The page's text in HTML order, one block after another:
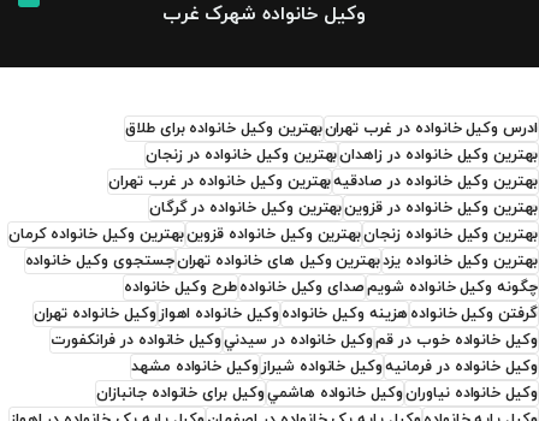
وکیل خانواده شهرک غرب
ادرس وکیل خانواده در غرب تهرانبهترین وکیل خانواده برای طلاق
بهترین وکیل خانواده در زاهدانبهترین وکیل خانواده در زنجان
بهترین وکیل خانواده در صادقیهبهترین وکیل خانواده در غرب تهران
بهترین وکیل خانواده در قزوینبهترین وکیل خانواده در گرگان
بهترین وکیل خانواده زنجانبهترین وکیل خانواده قزوینبهترین وکیل خانواده کرمان
بهترین وکیل خانواده یزدبهترین وکیل های خانواده تهرانجستجوی وکیل خانواده
چگونه وکیل خانواده شویمصدای وکیل خانوادهطرح وکیل خانواده
گرفتن وکیل خانوادههزینه وکیل خانوادهوكيل خانواده اهوازوكيل خانواده تهران
وكيل خانواده خوب در قموكيل خانواده در سيدنيوكيل خانواده در فرانكفورت
وكيل خانواده در فرمانيهوكيل خانواده شيرازوكيل خانواده مشهد
وكيل خانواده نياورانوكيل خانواده هاشميوکیل برای خانواده جانبازان